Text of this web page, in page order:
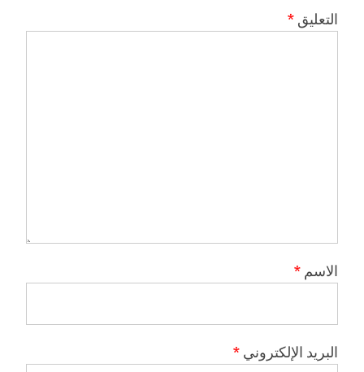
التعليق *
الاسم *
البريد الإلكتروني *